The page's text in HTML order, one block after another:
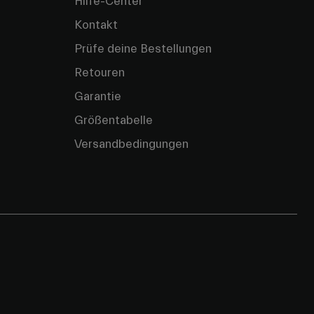
Kontakt
Prüfe deine Bestellungen
Retouren
Garantie
Größentabelle
Versandbedingungen